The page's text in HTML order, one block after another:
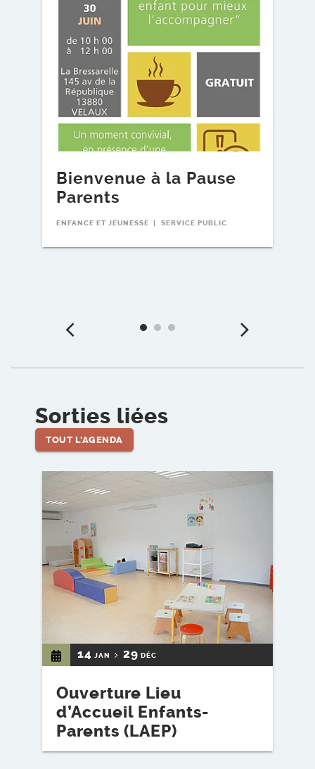
Précédent
Bienvenue à la Pause
Parents
ENFANCE ET JEUNESSE SERVICE PUBLIC
Sorties liées
TOUT L'AGENDA
14 JAN 29 DÉC
Ouverture Lieu
d’Accueil Enfants-
Parents (LAEP)
Voir l'événement